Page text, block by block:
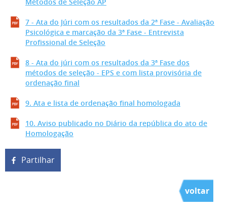
Métodos de Seleção AP
7 - Ata do Júri com os resultados da 2ª Fase - Avaliação
Psicológica e marcação da 3ª Fase - Entrevista
Profissional de Seleção
8 - Ata do júri com os resultados da 3ª Fase dos
métodos de seleção - EPS e com lista provisória de
ordenação final
9. Ata e lista de ordenação final homologada
10. Aviso publicado no Diário da república do ato de
Homologação
Partilhar
voltar